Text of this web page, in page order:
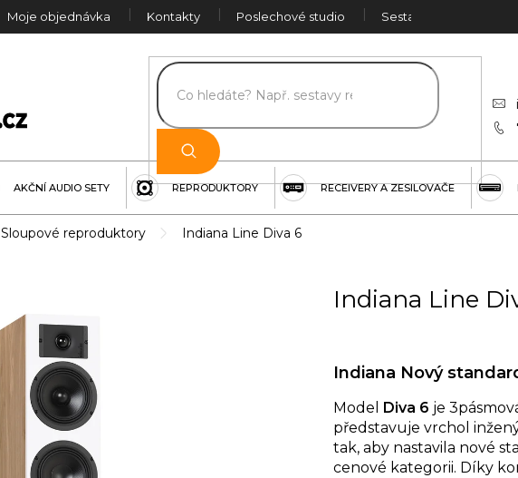
Moje objednávka Kontakty Poslechové studio Sestava na míru
AKČNÍ AUDIO SETY REPRODUKTORY RECEIVERY A ZESILOVAČE
Sloupové reproduktory Indiana Line Diva 6
Indiana Line
Indiana Nový
Model Diva 6 je
představuje vrchol
tak, aby nastavila nové
cenové kategorii. Díky